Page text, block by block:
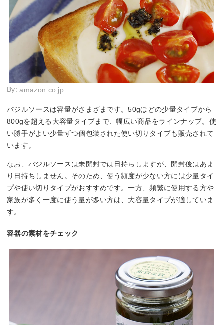
By:amazon.co.jp
バジルソースは容量がさまざまです。50gほどの少量タイプから
800gを超える大容量タイプまで、幅広い商品をラインナップ。使
い勝手がよい少量ずつ個包装された使い切りタイプも販売されて
います。
なお、バジルソースは未開封では日持ちしますが、開封後はあま
り日持ちしません。そのため、使う頻度が少ない方には少量タイ
プや使い切りタイプがおすすめです。一方、頻繁に使用する方や
家族が多く一度に使う量が多い方は、大容量タイプが適していま
す。
容器の素材をチェック